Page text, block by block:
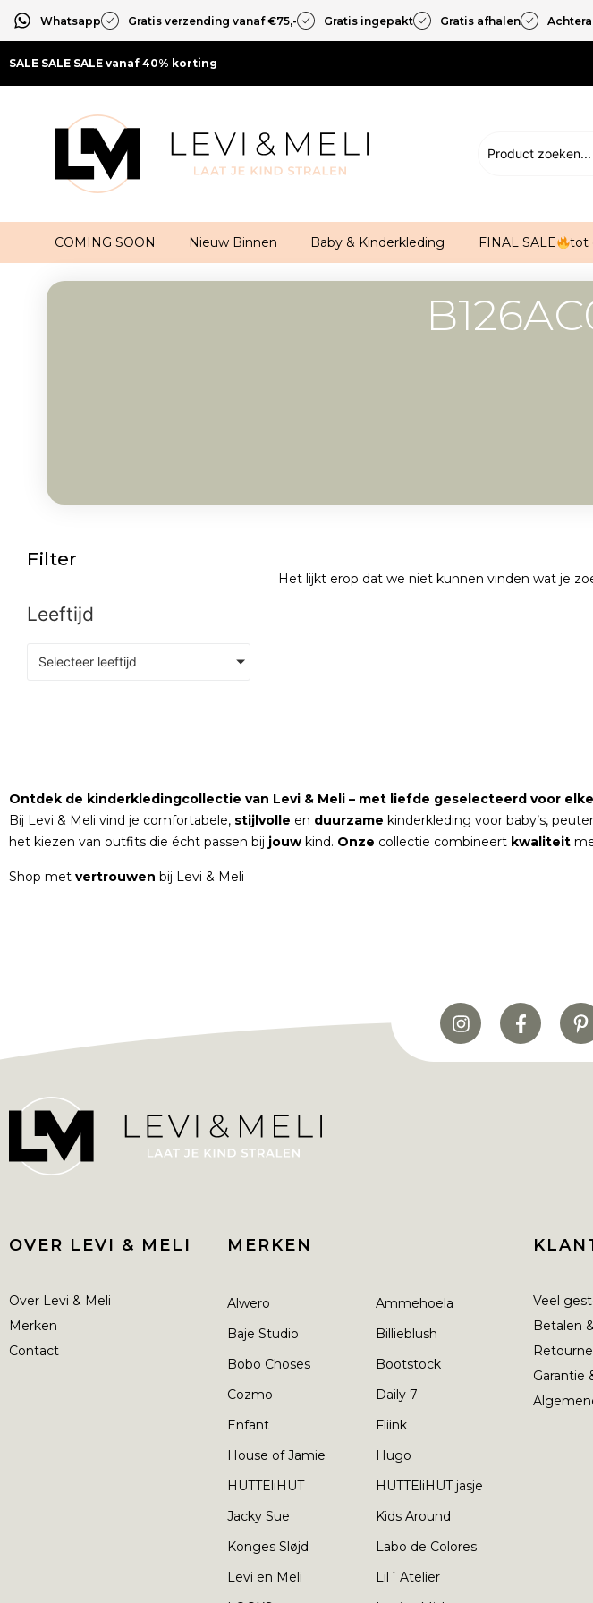
Whatsapp Gratis verzending vanaf €75,- Gratis ingepakt Gratis afhalen
SALE SALE SALE vanaf 40% korting
COMING SOON Nieuw Binnen Baby & Kinderkleding FINAL SALE tot
Filter
Leeftijd
Selecteer leeftijd
Het lijkt erop dat we niet kunnen vinden wat je
Ontdek de kinderkledingcollectie van Levi & Meli – met liefde geselecteerd voor
Bij Levi & Meli vind je comfortabele, stijlvolle en duurzame kinderkleding voor baby’s,
het kiezen van outfits die écht passen bij jouw kind. Onze collectie combineert kwaliteit
Shop met vertrouwen bij Levi & Meli
OVER LEVI & MELI
Over Levi & Meli
Merken
Contact
MERKEN
Alwero
Ammehoela
Baje Studio
Billieblush
Bobo Choses
Bootstock
Cozmo
Daily 7
Enfant
Fliink
House of Jamie
Hugo
HUTTEliHUT
HUTTEliHUT jasje
Jacky Sue
Kids Around
Konges Sløjd
Labo de Colores
Levi en Meli
Lil´ Atelier
Veel
Betalen
Garantie